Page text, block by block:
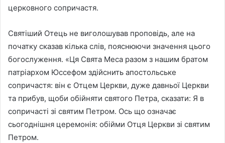
церковного сопричастя.
Святіший Отець не виголошував проповідь, але на
початку сказав кілька слів, пояснюючи значення цього
богослуження. «Ця Свята Меса разом з нашим братом
патріархом Юссефом здійснить апостольське
сопричастя: він є Отцем Церкви, дуже давньої Церкви
та прибув, щоби обійняти святого Петра, сказати: Я в
сопричасті зі святим Петром. Ось що означає
сьогоднішня церемонія: обійми Отця Церкви зі святим
Петром.